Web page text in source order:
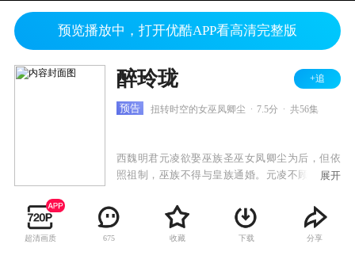
预览播放中，打开优酷APP看高清完整版
醉玲珑 +追
预告 扭转时空的女巫凤卿尘 7.5分 共56集
西魏明君元凌欲娶巫族圣巫女凤卿尘为后，但依
照祖制，巫族不得与皇族通婚。元凌不顾天下人
被巫族驱逐，七皇子元湛发动兵变。眼见元凌因
为自己而被逼至生死边缘，凤卿尘发动巫族禁术
九转玲珑阵，打破现实重构了一个新的世界。来
展开
超清画质 675 收藏 下载 分享